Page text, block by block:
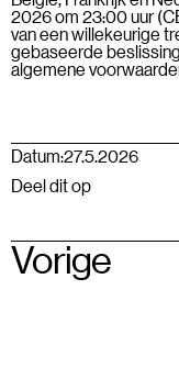
2026 om 23:00 uur
van een willekeurige
gebaseerde
algemene
Datum:27.5.2026
Deel dit op
Vorige